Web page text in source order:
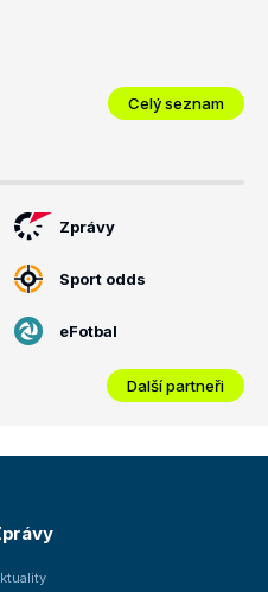
Celý seznam
Zprávy
Sport odds
eFotbal
Další partneři